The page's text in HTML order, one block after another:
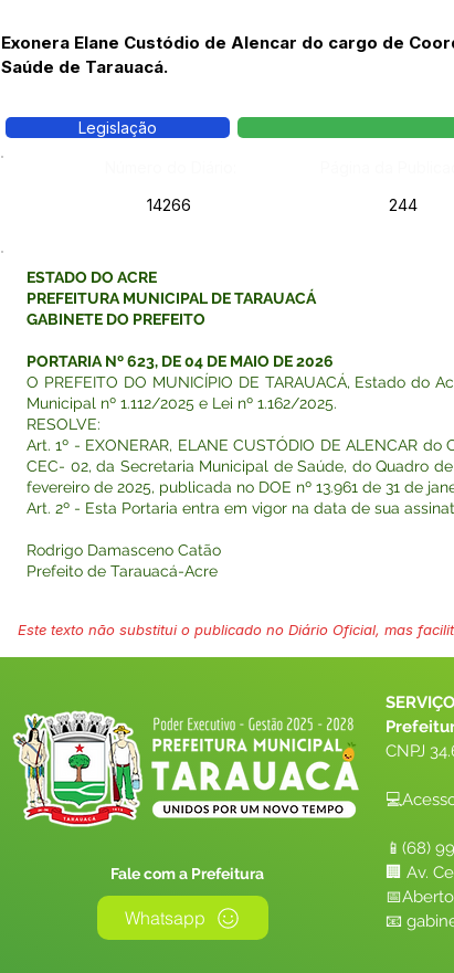
Exonera Elane Custódio de Alencar do cargo de
Saúde de Tarauacá.
Legislação
14266
244
ESTADO DO ACRE
PREFEITURA MUNICIPAL DE TARAUACÁ
GABINETE DO PREFEITO
PORTARIA Nº 623, DE 04 DE MAIO DE 2026
O PREFEITO DO MUNICÍPIO DE TARAUACÁ, Estado
Municipal nº 1.112/2025 e Lei nº 1.162/2025.
RESOLVE:
Art. 1º - EXONERAR, ELANE CUSTÓDIO DE ALENCAR
CEC- 02, da Secretaria Municipal de Saúde, do Quadro
fevereiro de 2025, publicada no DOE nº 13.961 de 31 de
Art. 2º - Esta Portaria entra em vigor na data de sua
Rodrigo Damasceno Catão
Prefeito de Tarauacá-Acre
Este texto não substitui o publicado no Diário Oficial, mas
Fale com a Prefeitura
Whatsapp
CNPJ
📱(68)
🏢 Av.
📧